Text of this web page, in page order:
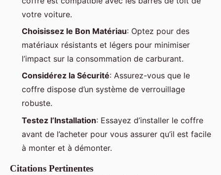
votre voiture.
Choisissez le Bon Matériau: Optez pour des
matériaux résistants et légers pour minimiser
l’impact sur la consommation de carburant.
Considérez la Sécurité: Assurez-vous que le
coffre dispose d’un système de verrouillage
robuste.
Testez l’Installation: Essayez d’installer le coffre
avant de l’acheter pour vous assurer qu’il est facile
à monter et à démonter.
Citations Pertinentes